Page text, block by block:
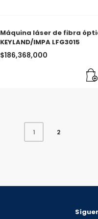
Máquina láser de fibra
KEYLAND/IMPA LFG3015
$186,368,000
1 2